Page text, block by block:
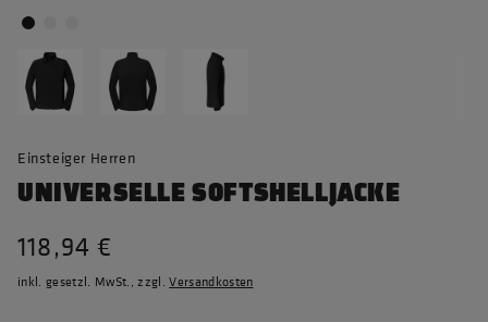
Einsteiger Herren
UNIVERSELLE SOFTSHELLJACKE
118,94 €
inkl. gesetzl. MwSt., zzgl.Versandkosten